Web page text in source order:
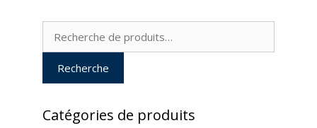
Recherche
Recherche
Catégories de produits